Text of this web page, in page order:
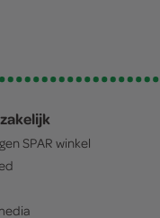
SPAR winkel